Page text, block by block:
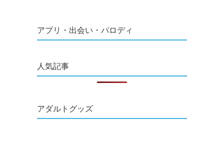
アプリ・出会い・パロディ
人気記事
アダルトグッズ